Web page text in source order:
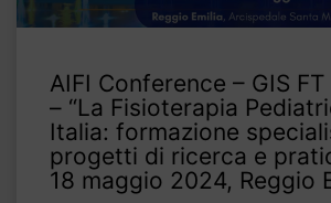
AIFI Conference – GIS
– “La Fisioterapia
Italia: formazione
progetti di ricerca e
18 maggio 2024, Reggio